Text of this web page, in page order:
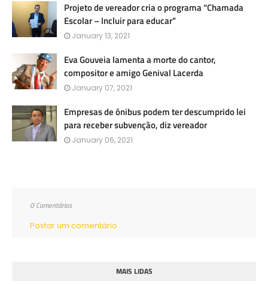
Projeto de vereador cria o programa “Chamada
Escolar – Incluir para educar”
January 13, 2021
Eva Gouveia lamenta a morte do cantor,
compositor e amigo Genival Lacerda
January 07, 2021
Empresas de ônibus podem ter descumprido lei
para receber subvenção, diz vereador
January 06, 2021
0 Comentários
Postar um comentário
MAIS LIDAS